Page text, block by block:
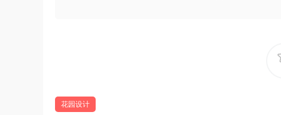
花园设计